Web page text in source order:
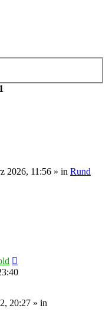
1
2026, 11:56 » in Rund
20:27 » in